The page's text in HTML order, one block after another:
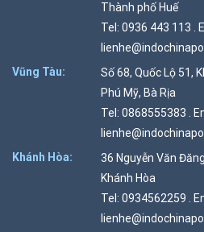
Thành phố Huế
Tel: 0936 443 113 .
Vũng Tàu:
Số 68, Quốc Lộ 51,
Phú Mỹ, Bà Rịa
Tel: 0868555383 .
Khánh Hòa:
36 Nguyễn Văn
Khánh Hòa
Tel: 0934562259 .